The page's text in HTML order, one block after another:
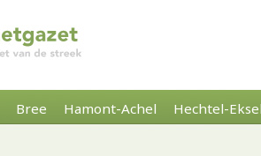
Bree Hamont-Achel Hechtel-